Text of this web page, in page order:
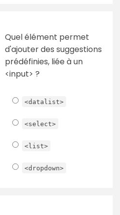
Quel élément permet
d'ajouter des suggestions
prédéfinies, liée à un
<input> ?
<datalist>
<select>
<list>
<dropdown>